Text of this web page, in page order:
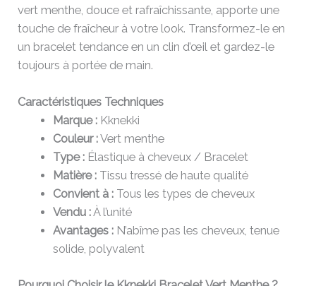
vert menthe, douce et rafraîchissante, apporte une
touche de fraîcheur à votre look. Transformez-le en
un bracelet tendance en un clin d’œil et gardez-le
toujours à portée de main.
Caractéristiques Techniques
Marque :Kknekki
Couleur :Vert menthe
Type :Élastique à cheveux / Bracelet
Matière :Tissu tressé de haute qualité
Convient à :Tous les types de cheveux
Vendu :À l’unité
Avantages :N’abîme pas les cheveux, tenue
solide, polyvalent